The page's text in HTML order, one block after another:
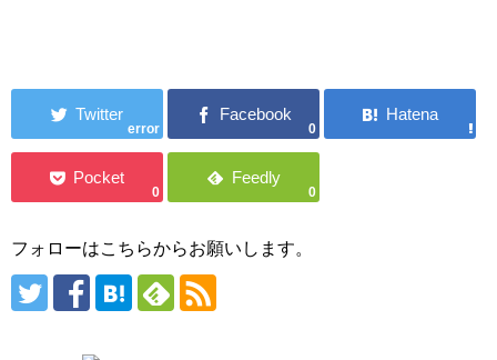
error 0
0 0
フォローはこちらからお願いします。